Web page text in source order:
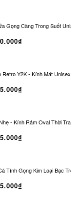
Gọng Càng Trong Suốt
Y2K - Kính Mát Unisex
- Kính Râm Oval Thời Trang
Tính Gọng Kim Loại Bạc